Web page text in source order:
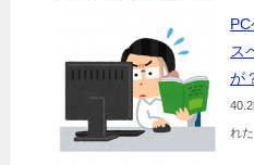
ス
が
れた